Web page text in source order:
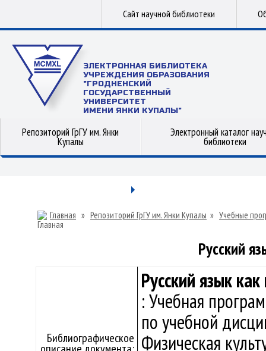
Сайт научной библиотеки
ЭЛЕКТРОННАЯ БИБЛИОТЕКА
УЧРЕЖДЕНИЯ ОБРАЗОВАНИЯ
"ГРОДНЕНСКИЙ
ГОСУДАРСТВЕННЫЙ
УНИВЕРСИТЕТ
ИМЕНИ ЯНКИ КУПАЛЫ"
Репозиторий ГрГУ им. Янки
Купалы
Электронный каталог
библиотеки
Главная » Репозиторий ГрГУ им. Янки Купалы » Учебные
Русский
Библиографическое
Русский язык
: Учебная
по учебной
Физическая